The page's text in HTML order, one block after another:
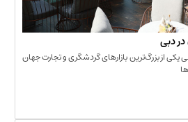
گردشگری و تجارت جهان